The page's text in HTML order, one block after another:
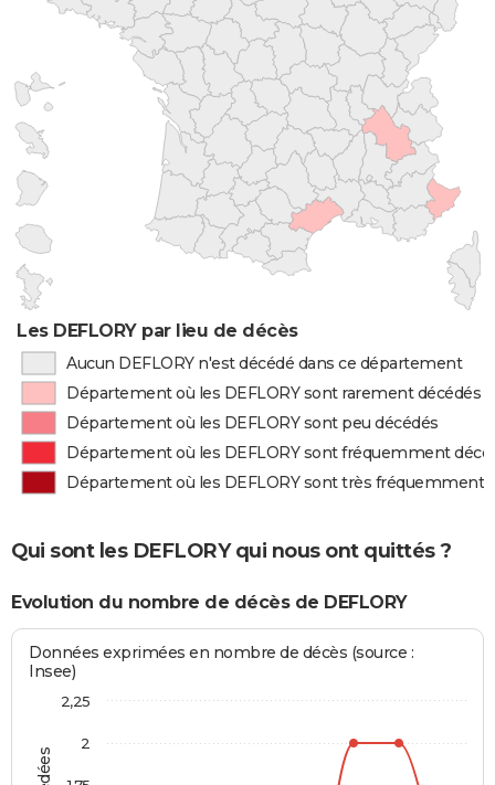
Les DEFLORY par lieu de décès
Aucun DEFLORY n'est décédé dans ce département
Département où les DEFLORY sont rarement décédés
Département où les DEFLORY sont peu décédés
Département où les DEFLORY sont fréquemment
Département où les DEFLORY sont très fréquemment
Qui sont les DEFLORY qui nous ont quittés ?
Evolution du nombre de décès de DEFLORY
Données exprimées en nombre de décès (source :
Insee)
2
2,25